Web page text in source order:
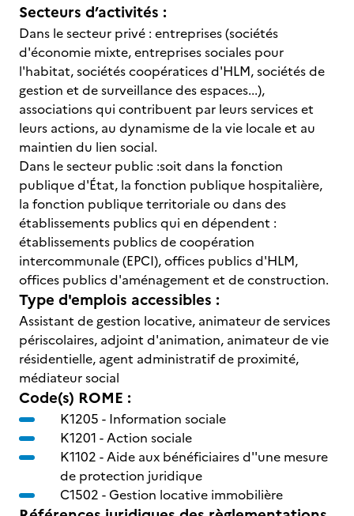
Secteurs d’activités :
Dans le secteur privé : entreprises (sociétés
d'économie mixte, entreprises sociales pour
l'habitat, sociétés coopératices d'HLM, sociétés de
gestion et de surveillance des espaces...),
associations qui contribuent par leurs services et
leurs actions, au dynamisme de la vie locale et au
maintien du lien social.
Dans le secteur public :soit dans la fonction
publique d'État, la fonction publique hospitalière,
la fonction publique territoriale ou dans des
établissements publics qui en dépendent :
établissements publics de coopération
intercommunale (EPCI), offices publics d'HLM,
offices publics d'aménagement et de construction.
Type d'emplois accessibles :
Assistant de gestion locative, animateur de services
périscolaires, adjoint d'animation, animateur de vie
résidentielle, agent administratif de proximité,
médiateur social
Code(s) ROME :
K1205 - Information sociale
K1201 -Action sociale
K1102 -Aide aux bénéficiaires d''une mesure
de protection juridique
C1502 -Gestion locative immobilière